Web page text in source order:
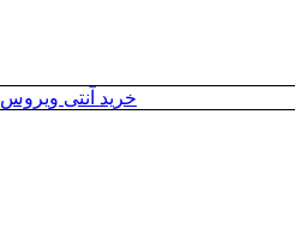
خرید آنتی ویروس